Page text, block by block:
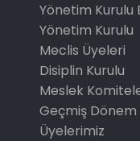
Yönetim Kurulu
Yönetim Kurulu
Meclis Üyeleri
Disiplin Kurulu
Meslek
Geçmiş Dönem
Üyelerimiz